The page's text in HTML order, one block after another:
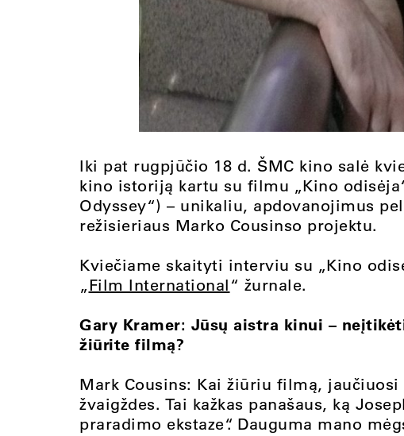
Iki pat rugpjūčio 18 d. ŠMC kino salė
kino istoriją kartu su filmu „Kino
Odyssey“) – unikaliu, apdovanojimus
režisieriaus Marko Cousinso projektu.
Kviečiame skaityti interviu su „Kino
„Film International “ žurnale.
Gary Kramer: Jūsų aistra kinui –
žiūrite filmą?
Mark Cousins: Kai žiūriu filmą,
žvaigždes. Tai kažkas panašaus, ką
praradimo ekstaze“. Dauguma mano